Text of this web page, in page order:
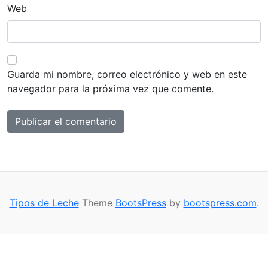
Web
Guarda mi nombre, correo electrónico y web en este
navegador para la próxima vez que comente.
Tipos de LecheTheme BootsPressby bootspress.com.